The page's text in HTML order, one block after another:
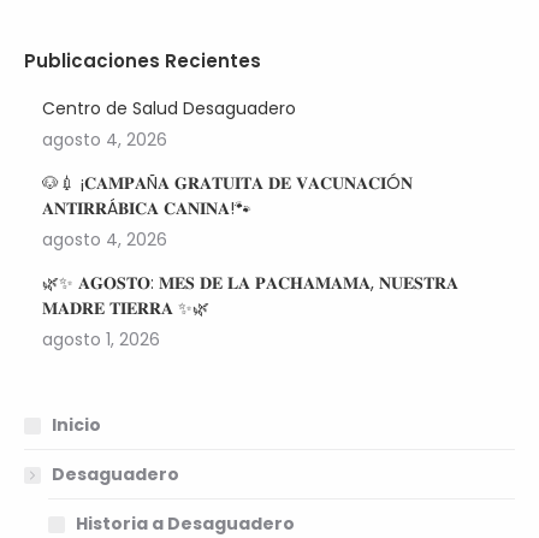
Publicaciones Recientes
Centro de Salud Desaguadero
agosto 4, 2026
🐶💉 ¡𝐂𝐀𝐌𝐏𝐀Ñ𝐀 𝐆𝐑𝐀𝐓𝐔𝐈𝐓𝐀 𝐃𝐄 𝐕𝐀𝐂𝐔𝐍𝐀𝐂𝐈Ó𝐍
𝐀𝐍𝐓𝐈𝐑𝐑Á𝐁𝐈𝐂𝐀 𝐂𝐀𝐍𝐈𝐍𝐀!🐾
agosto 4, 2026
🌿✨ 𝐀𝐆𝐎𝐒𝐓𝐎: 𝐌𝐄𝐒 𝐃𝐄 𝐋𝐀 𝐏𝐀𝐂𝐇𝐀𝐌𝐀𝐌𝐀, 𝐍𝐔𝐄𝐒𝐓𝐑𝐀
𝐌𝐀𝐃𝐑𝐄 𝐓𝐈𝐄𝐑𝐑𝐀 ✨🌿
agosto 1, 2026
Inicio
Desaguadero
Historia a Desaguadero